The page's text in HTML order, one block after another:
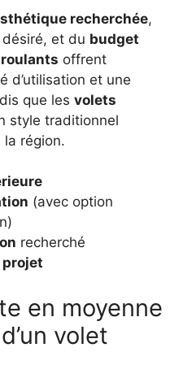
recherchée,
désiré, et du budget
offrent
d’utilisation et une
que les volets
style traditionnel
la région.
(avec option
recherché
en moyenne
volet